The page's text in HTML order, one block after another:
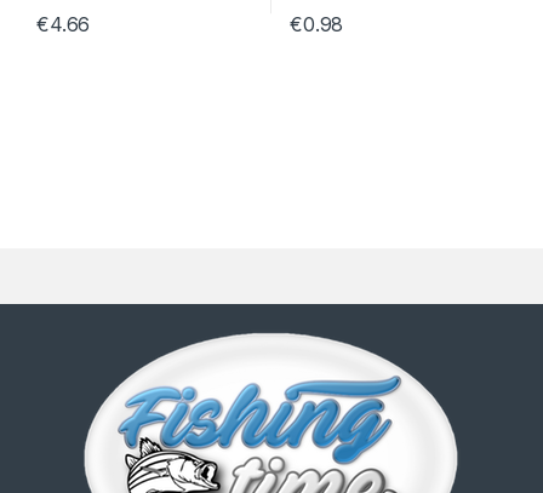
€4.66 €0.98